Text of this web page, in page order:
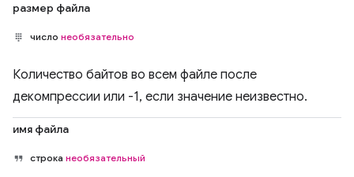
размер файла
число необязательно
Количество байтов во всем файле после
декомпрессии или -1, если значение неизвестно.
имя файла
строка необязательный